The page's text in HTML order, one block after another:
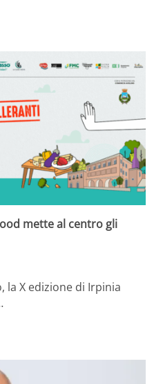
mette al centro gli
la X edizione di Irpinia